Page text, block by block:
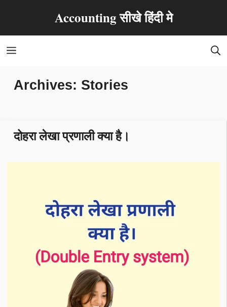
Accounting सीखे हिंदी मे
Menu
Archives: Stories
दोहरा लेखा प्रणाली क्या है।